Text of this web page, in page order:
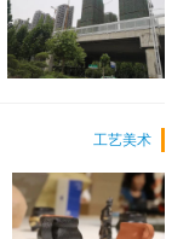
工艺美术